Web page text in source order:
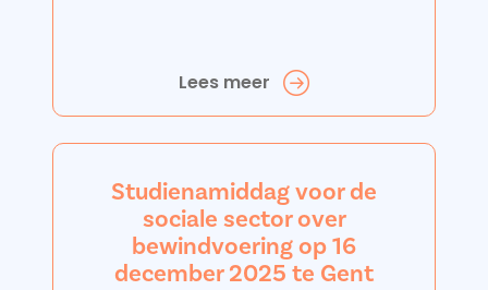
Lees meer
Studienamiddag voor de
sociale sector over
bewindvoering op 16
december 2025 te Gent